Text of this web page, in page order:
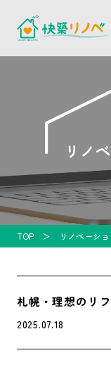
リノ
TOP リノベーシ
札幌・理想のリ
2025.07.18